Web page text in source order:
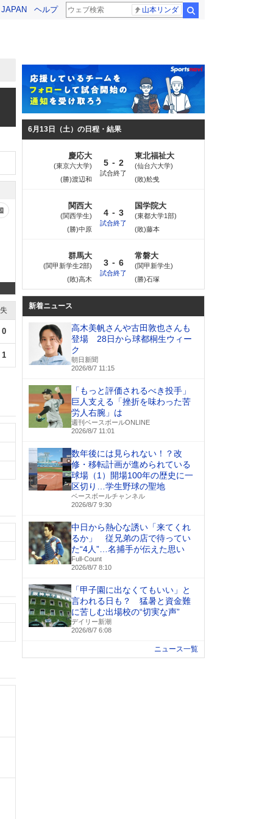
ヘルプ 山本リンダ
失
0
1
6月13日（土）の日程・結果
慶応大
東京六大学
(勝)渡辺和
5 - 2
試合終了
東北福祉大
仙台六大学
(敗)舩曵
関西大
関西学生
(勝)中原
4 - 3
試合終了
国学院大
東都大学1部
(敗)藤本
群馬大
関甲新学生2部
(敗)高木
3 - 6
試合終了
常磐大
関甲新学生
(勝)石塚
新着ニュース
高木美帆さんや古田敦也さんも
登場 28日から球都桐生ウィー
ク
朝日新聞
2026/8/7 11:15
「もっと評価されるべき投手」
巨人支える「挫折を味わった苦
労人右腕」は
週刊ベースボールONLINE
2026/8/7 11:01
数年後には見られない！？改
修・移転計画が進められている
球場（1）開場100年の歴史に一
区切り…学生野球の聖地
ベースボールチャンネル
2026/8/7 9:30
中日から熱心な誘い「来てくれ
るか」 従兄弟の店で待ってい
た“4人”…名捕手が伝えた思い
Full-Count
2026/8/7 8:10
「甲子園に出なくてもいい」と
言われる日も？ 猛暑と資金難
に苦しむ出場校の“切実な声”
デイリー新潮
2026/8/7 6:08
ニュース一覧